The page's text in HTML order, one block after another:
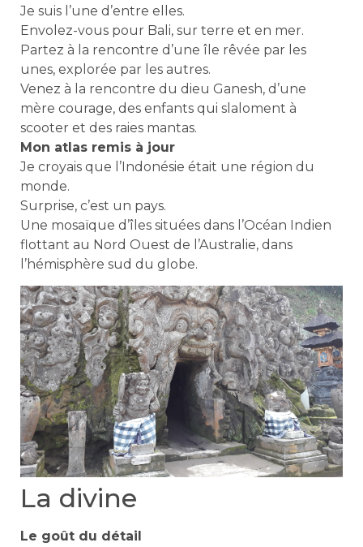
Je suis l’une d’entre elles.
Envolez-vous pour Bali, sur terre et en mer.
Partez à la rencontre d’une île rêvée par les
unes, explorée par les autres.
Venez à la rencontre du dieu Ganesh, d’une
mère courage, des enfants qui slaloment à
scooter et des raies mantas.
Mon atlas remis à jour
Je croyais que l’Indonésie était une région du
monde.
Surprise, c’est un pays.
Une mosaïque d’îles situées dans l’Océan Indien
flottant au Nord Ouest de l’Australie, dans
l’hémisphère sud du globe.
La divine
Le goût du détail